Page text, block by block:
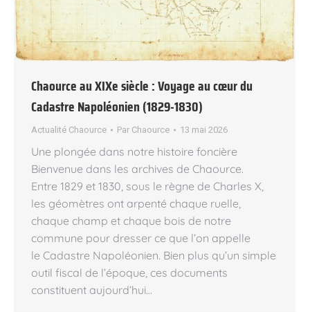
Chaource au XIXe siècle : Voyage au cœur du
Cadastre Napoléonien (1829-1830)
Actualité Chaource Par Chaource 13 mai 2026
Une plongée dans notre histoire foncière
Bienvenue dans les archives de Chaource.
Entre 1829 et 1830, sous le règne de Charles X,
les géomètres ont arpenté chaque ruelle,
chaque champ et chaque bois de notre
commune pour dresser ce que l’on appelle
le Cadastre Napoléonien. Bien plus qu’un simple
outil fiscal de l’époque, ces documents
constituent aujourd’hui…